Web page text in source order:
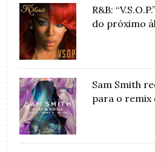
R&B:
do próximo
Sam Smith
para o remix